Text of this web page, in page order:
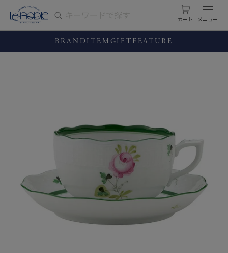
カート
BRANDITEM GIFT FEATURE